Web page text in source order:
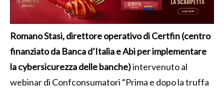
Romano Stasi, direttore operativo di Certfin (centro
finanziato da Banca d’Italia e Abi per implementare
la cybersicurezza delle banche)intervenuto al
webinar di Confconsumatori “Prima e dopo la truffa